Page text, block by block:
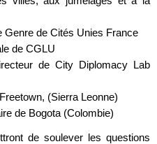
Genre de Cités Unies France
de CGLU
de City Diplomacy Lab
(Sierra Leonne)
de Bogota (Colombie)
de soulever les questions